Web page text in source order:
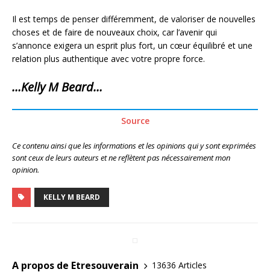
Il est temps de penser différemment, de valoriser de nouvelles
choses et de faire de nouveaux choix, car l’avenir qui
s’annonce exigera un esprit plus fort, un cœur équilibré et une
relation plus authentique avec votre propre force.
…Kelly M Beard…
Source
Ce contenu ainsi que les informations et les opinions qui y sont exprimées
sont ceux de leurs auteurs et ne reflètent pas nécessairement mon
opinion.
KELLY M BEARD
A propos de Etresouverain
13636 Articles